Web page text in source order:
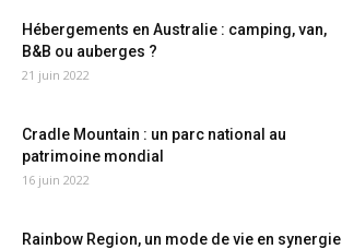
Hébergements en Australie : camping, van,
B&B ou auberges ?
21 juin 2022
Cradle Mountain : un parc national au
patrimoine mondial
16 juin 2022
Rainbow Region, un mode de vie en synergie